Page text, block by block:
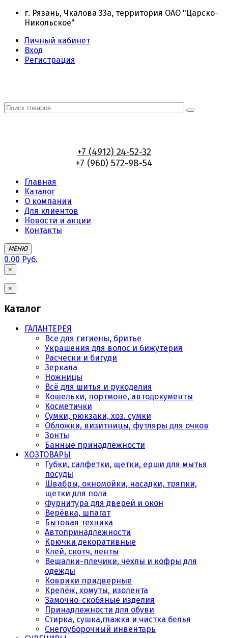
г. Рязань, Чкалова 33а, территория ОАО "Царско-
Никольское"
Личный кабинет
Вход
Регистрация
+7 (4912) 24-52-32
+7 (960) 572-98-54
Главная
Каталог
О компании
Для клиентов
Новости и акции
Контакты
МЕНЮ
0.00 Руб.
×
×
Каталог
ГАЛАНТЕРЕЯ
Все для гигиены, бритье
Украшения для волос и бижутерия
Расчески и бигуди
Зеркала
Ножницы
Всё для шитья и рукоделия
Кошельки, портмоне, автодокументы
Косметички
Сумки, рюкзаки, хоз. сумки
Обложки, визитницы, футляры для очков
Зонты
Банные принадлежности
ХОЗТОВАРЫ
Губки, салфетки, щетки, ерши для мытья
посуды
Швабры, окномойки, насадки, тряпки,
щетки для пола
Фурнитура для дверей и окон
Верёвка, шпагат
Бытовая техника
Автопринадлежности
Крючки декоративные
Клей, скотч, ленты
Вешалки-плечики, чехлы и кофры для
одежды
Коврики придверные
Крепёж, хомуты, изолента
Замочно-скобяные изделия
Принадлежности для обуви
Стирка, сушка,глажка и чистка белья
Снегоуборочный инвентарь